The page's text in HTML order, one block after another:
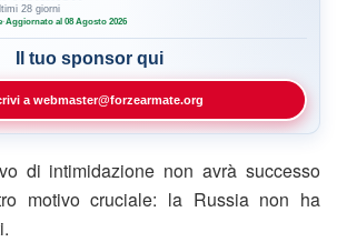
28 giorni
·Aggiornato al 08 Agosto 2026
Il tuo sponsor qui
a webmaster@forzearmate.org
di intimidazione non avrà successo
motivo cruciale: la Russia non ha